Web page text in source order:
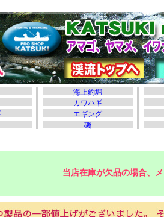
当店在庫が欠品の場合、